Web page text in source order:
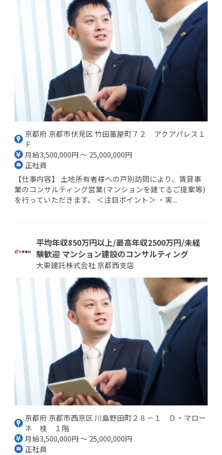
京都府 京都市伏見区 竹田藁屋町７２ アクアパレス１
Ｆ
月給3,500,000円 ～ 25,000,000円
正社員
【仕事内容】 土地所有者様への戸別訪問により、賃貸事
業のコンサルティング営業(マンションを建てるご提案等)
を行っていただきます。 ＜注目ポイント＞ ・実...
平均年収850万円以上/最高年収2500万円/未経
験歓迎 マンション建設のコンサルティング
大東建託株式会社 京都西支店
京都府 京都市西京区 川島野田町２８－１ Ｄ・マロー
ネ 桂 １階
月給3,500,000円 ～ 25,000,000円
正社員